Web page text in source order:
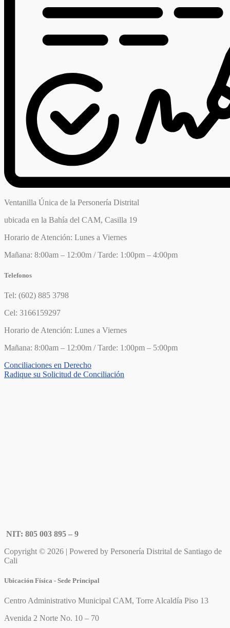
Ventanilla Única de la Personería Distrital
ubicada en la Bahía del CAM, Casilla 19
Horario de Atención: Lunes a Viernes
Mañana: 8:00am – 12:00m / Tarde: 1:00pm – 4:00pm
Telefonos
Tel: (602) 885 3798
Cel: 3166159297
Horario de Atención: Lunes a Viernes
Mañana: 8:00am – 12:00m / Tarde: 1:00pm – 5:00pm
Conciliaciones en Derecho
Radique su Solicitud de Conciliación
NIT: 805 003 895 – 9
Copyright © 2026 | Powered by Personería Distrital de Santiago de
Cali
Ubicación Física - Sede Principal
Centro Administrativo Municipal CAM, Torre Alcaldía Piso 13
Avenida 2 Norte No. 10 – 70